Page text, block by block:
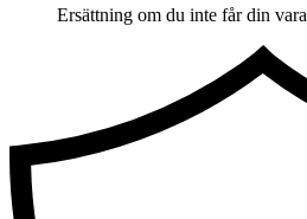
Ersättning om du inte får din vara